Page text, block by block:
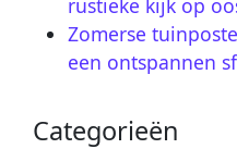
Zomerse
een ontspannen
Categorieën